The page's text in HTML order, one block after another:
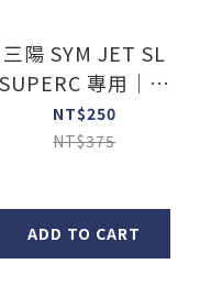
三陽 SYM JET SL
SUPERC 專用｜反
光燈眉飾貼 車身改
造反光貼紙
NT$250
NT$375
ADD TO CART